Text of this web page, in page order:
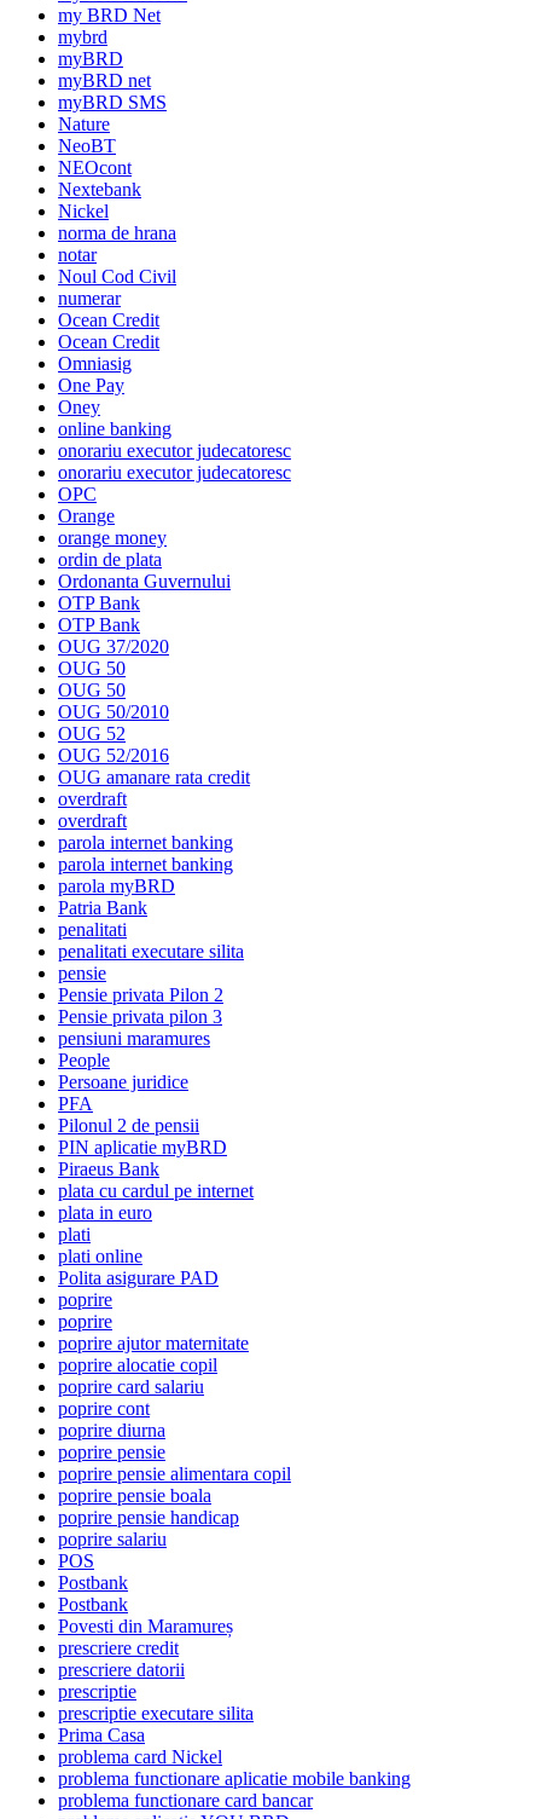
my BRD Net
mybrd
myBRD
myBRD net
myBRD SMS
Nature
NeoBT
NEOcont
Nextebank
Nickel
norma de hrana
notar
Noul Cod Civil
numerar
Ocean Credit
Ocean Credit
Omniasig
One Pay
Oney
online banking
onorariu executor judecatoresc
onorariu executor judecatoresc
OPC
Orange
orange money
ordin de plata
Ordonanta Guvernului
OTP Bank
OTP Bank
OUG 37/2020
OUG 50
OUG 50
OUG 50/2010
OUG 52
OUG 52/2016
OUG amanare rata credit
overdraft
overdraft
parola internet banking
parola internet banking
parola myBRD
Patria Bank
penalitati
penalitati executare silita
pensie
Pensie privata Pilon 2
Pensie privata pilon 3
pensiuni maramures
People
Persoane juridice
PFA
Pilonul 2 de pensii
PIN aplicatie myBRD
Piraeus Bank
plata cu cardul pe internet
plata in euro
plati
plati online
Polita asigurare PAD
poprire
poprire
poprire ajutor maternitate
poprire alocatie copil
poprire card salariu
poprire cont
poprire diurna
poprire pensie
poprire pensie alimentara copil
poprire pensie boala
poprire pensie handicap
poprire salariu
POS
Postbank
Postbank
Povesti din Maramureș
prescriere credit
prescriere datorii
prescriptie
prescriptie executare silita
Prima Casa
problema card Nickel
problema functionare aplicatie mobile banking
problema functionare card bancar